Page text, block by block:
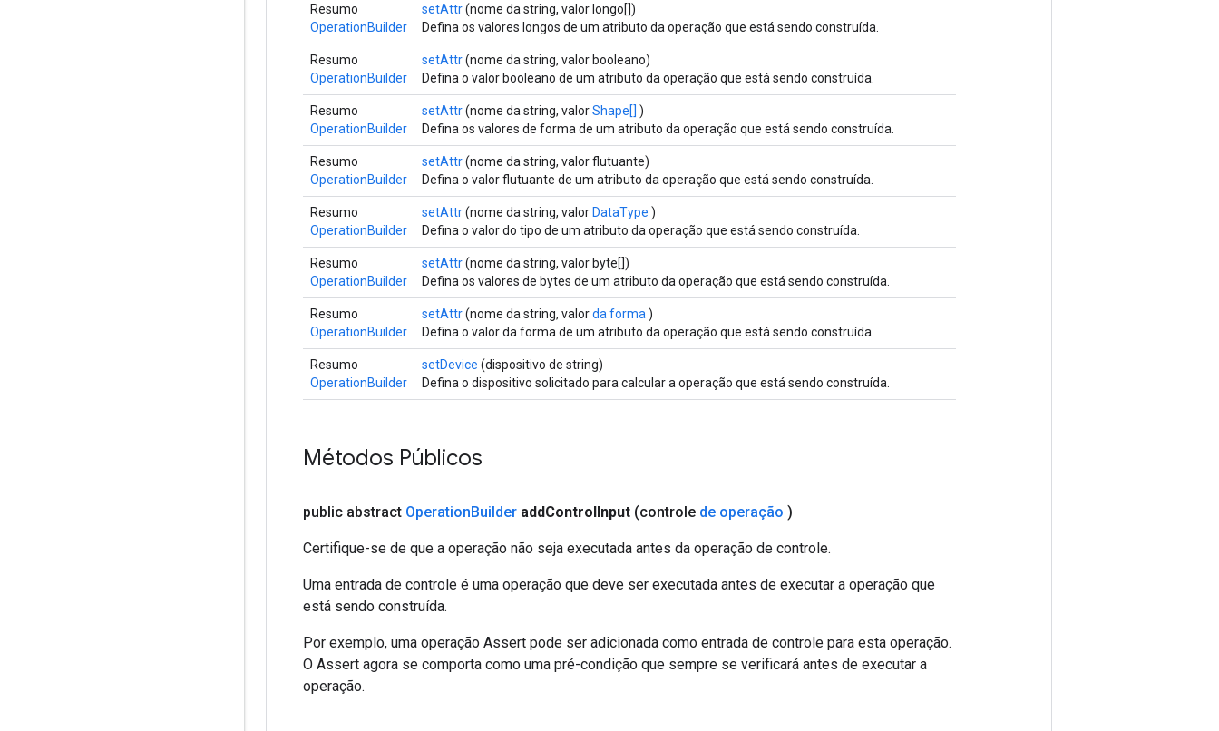
Resumo
OperationBuilder
setAttr(nome da string, valor longo[])
Defina os valores longos de um atributo da operação que está sendo construída.
Resumo
OperationBuilder
setAttr(nome da string, valor booleano)
Defina o valor booleano de um atributo da operação que está sendo construída.
Resumo
OperationBuilder
setAttr(nome da string, valorShape[] )
Defina os valores de forma de um atributo da operação que está sendo construída.
Resumo
OperationBuilder
setAttr(nome da string, valor flutuante)
Defina o valor flutuante de um atributo da operação que está sendo construída.
Resumo
OperationBuilder
setAttr(nome da string, valor DataType )
Defina o valor do tipo de um atributo da operação que está sendo construída.
Resumo
OperationBuilder
setAttr(nome da string, valor byte[])
Defina os valores de bytes de um atributo da operação que está sendo construída.
Resumo
OperationBuilder
setAttr(nome da string, valorda forma )
Defina o valor da forma de um atributo da operação que está sendo construída.
Resumo
OperationBuilder
setDevice (dispositivo de string)
Defina o dispositivo solicitado para calcular a operação que está sendo construída.
Métodos Públicos
public abstract OperationBuilder addControlInput (controle de operação )
Certifique-se de que a operação não seja executada antes da operação de controle.
Uma entrada de controle é uma operação que deve ser executada antes de executar a operação que
está sendo construída.
Por exemplo, uma operação Assert pode ser adicionada como entrada de controle para esta operação.
O Assert agora se comporta como uma pré-condição que sempre se verificará antes de executar a
operação.